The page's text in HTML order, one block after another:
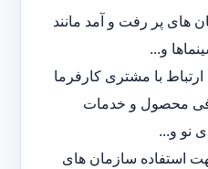
های پر رفت و آمد مانند
و...
با مشتری کارفرما
محصول و خدمات
نو و...
استفاده سازمان های